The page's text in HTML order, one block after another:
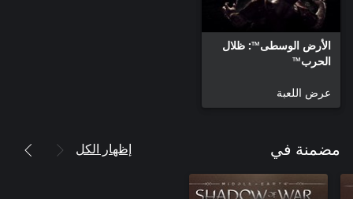
الأرض الوسطى™‎: ظلال
الحرب™‎
عرض اللعبة
مضمنة في إظهار الكل